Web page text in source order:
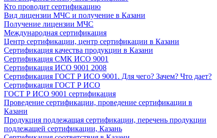
Кто проводит сертификацию
Вид лицензии МЧС и получение в Казани
Получение лицензии МЧС
Международная сертификация
Центр сертификации, центр сертификации в Казани
Сертификация качества продукции в Казани
Сертификация СМК ИСО 9001
Сертификация ИСО 9001 2008
Сертификация ГОСТ Р ИСО 9001. Для чего? Зачем? Что дает?
Сертификация ГОСТ Р ИСО
ГОСТ Р ИСО 9001 сертификация
Проведение сертификации, проведение сертификации в
Казани
Продукция подлежащая сертификации, перечень продукции
подлежащей сертификации, Казань